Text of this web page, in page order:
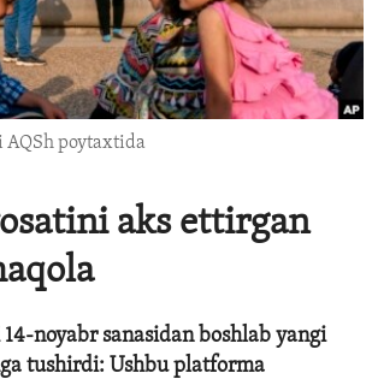
AND HEALTH
poytaxtida
aks ettirgan
noyabr sanasidan boshlab yangi
tushirdi: Ushbu platforma